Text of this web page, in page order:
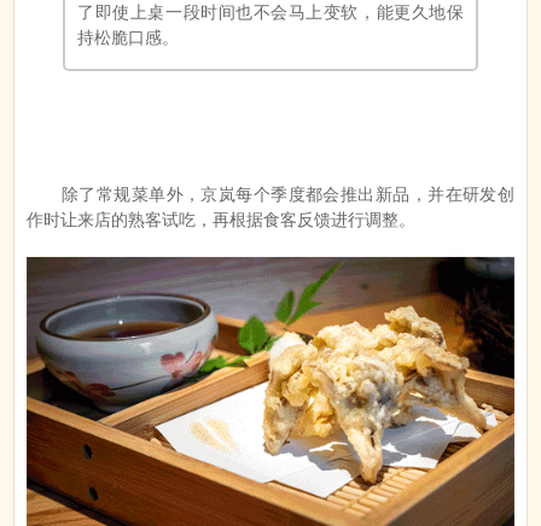
了即使上桌一段时间也不会马上变软，能更久地保
持松脆口感。
除了常规菜单外，京岚每个季度都会推出新品，并在研发创
作时让来店的熟客试吃，再根据食客反馈进行调整。